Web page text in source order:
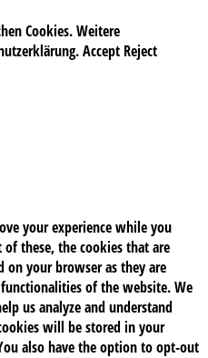
Cookies. Weitere
Accept Reject
your experience while you
these, the cookies that are
on your browser as they are
of the website. We
us analyze and understand
will be stored in your
also have the option to opt-out